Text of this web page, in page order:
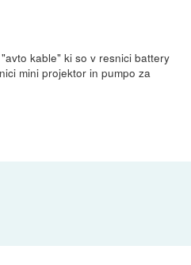
kable" ki so v resnici battery
mini projektor in pumpo za